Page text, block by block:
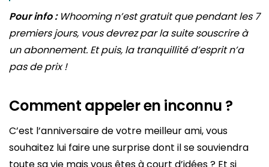
Pour info : Whooming n’est gratuit que pendant les 7
premiers jours, vous devrez par la suite souscrire à
un abonnement. Et puis, la tranquillité d’esprit n’a
pas de prix !
Comment appeler en inconnu ?
C’est l’anniversaire de votre meilleur ami, vous
souhaitez lui faire une surprise dont il se souviendra
toute sa vie mais vous êtes à court d’idées ? Et si